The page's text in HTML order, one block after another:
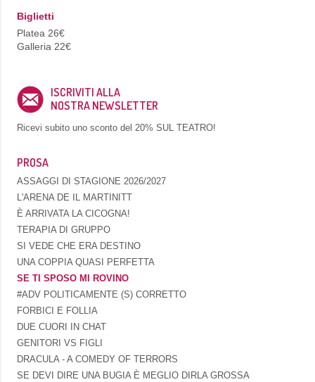
Biglietti
Platea 26€
Galleria 22€
ISCRIVITI ALLA
NOSTRA NEWSLETTER
Ricevi subito uno sconto del 20% SUL TEATRO!
PROSA
ASSAGGI DI STAGIONE 2026/2027
L'ARENA DE IL MARTINITT
È ARRIVATA LA CICOGNA!
TERAPIA DI GRUPPO
SI VEDE CHE ERA DESTINO
UNA COPPIA QUASI PERFETTA
SE TI SPOSO MI ROVINO
#ADV POLITICAMENTE (S) CORRETTO
FORBICI E FOLLIA
DUE CUORI IN CHAT
GENITORI VS FIGLI
DRACULA - A COMEDY OF TERRORS
SE DEVI DIRE UNA BUGIA È MEGLIO DIRLA GROSSA